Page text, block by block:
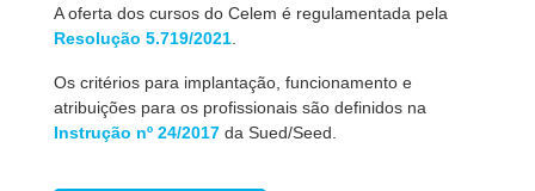
A oferta dos cursos do Celem é regulamentada pela
Resolução 5.719/2021
Os critérios para implantação, funcionamento e
atribuições para os profissionais são definidos na
Instrução nº 24/2017 da Sued/Seed.